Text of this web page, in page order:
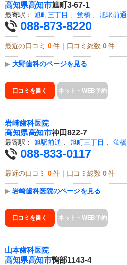
高知県高知市旭町3-67-1
最寄駅： 旭町三丁目 蛍橋 旭駅前通
088-873-8220
最近の口コミ 0 件｜口コミ総数 0 件
▶ 大野歯科のページを見る
口コミを書く ネット・WEB予約
岩崎歯科医院
高知県高知市神田822-7
最寄駅： 旭駅前通 旭町三丁目 蛍橋
088-833-0117
最近の口コミ 0 件｜口コミ総数 0 件
▶ 岩崎歯科医院のページを見る
口コミを書く ネット・WEB予約
山本歯科医院
高知県高知市鴨部1143-4